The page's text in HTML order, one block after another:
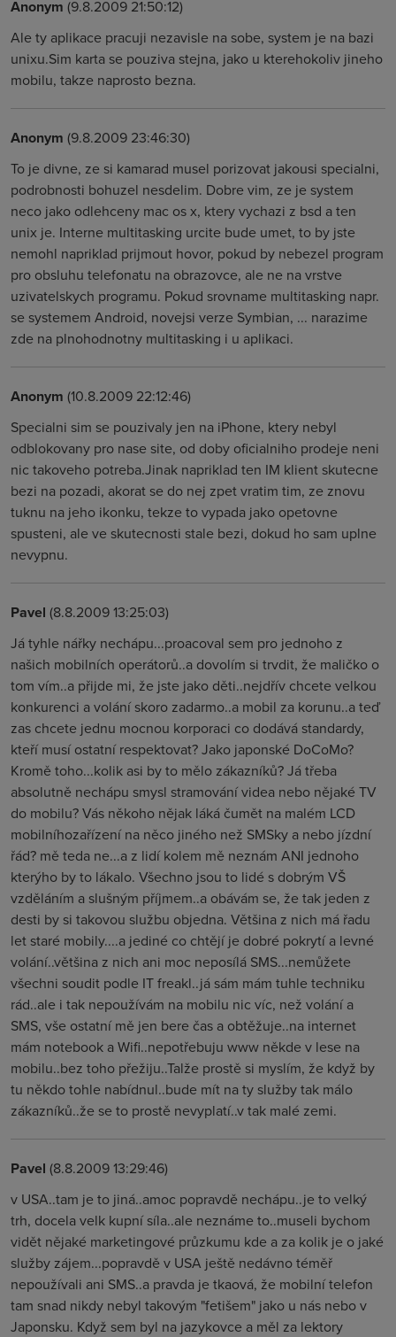
Anonym (9.8.2009 21:50:12)
Ale ty aplikace pracuji nezavisle na sobe, system je na bazi
unixu.Sim karta se pouziva stejna, jako u kterehokoliv jineho
mobilu, takze naprosto bezna.
Anonym (9.8.2009 23:46:30)
To je divne, ze si kamarad musel porizovat jakousi specialni,
podrobnosti bohuzel nesdelim. Dobre vim, ze je system
neco jako odlehceny mac os x, ktery vychazi z bsd a ten
unix je. Interne multitasking urcite bude umet, to by jste
nemohl napriklad prijmout hovor, pokud by nebezel program
pro obsluhu telefonatu na obrazovce, ale ne na vrstve
uzivatelskych programu. Pokud srovname multitasking napr.
se systemem Android, novejsi verze Symbian, ... narazime
zde na plnohodnotny multitasking i u aplikaci.
Anonym (10.8.2009 22:12:46)
Specialni sim se pouzivaly jen na iPhone, ktery nebyl
odblokovany pro nase site, od doby oficialniho prodeje neni
nic takoveho potreba.Jinak napriklad ten IM klient skutecne
bezi na pozadi, akorat se do nej zpet vratim tim, ze znovu
tuknu na jeho ikonku, tekze to vypada jako opetovne
spusteni, ale ve skutecnosti stale bezi, dokud ho sam uplne
nevypnu.
Pavel (8.8.2009 13:25:03)
Já tyhle nářky nechápu...proacoval sem pro jednoho z
našich mobilních operátorů..a dovolím si trvdit, že maličko o
tom vím..a přijde mi, že jste jako děti..nejdřív chcete velkou
konkurenci a volání skoro zadarmo..a mobil za korunu..a teď
zas chcete jednu mocnou korporaci co dodává standardy,
kteří musí ostatní respektovat? Jako japonské DoCoMo?
Kromě toho...kolik asi by to mělo zákazníků? Já třeba
absolutně nechápu smysl stramování videa nebo nějaké TV
do mobilu? Vás někoho nějak láká čumět na malém LCD
mobilníhozařízení na něco jiného než SMSky a nebo jízdní
řád? mě teda ne...a z lidí kolem mě neznám ANI jednoho
kterýho by to lákalo. Všechno jsou to lidé s dobrým VŠ
vzděláním a slušným příjmem..a obávám se, že tak jeden z
desti by si takovou službu objedna. Většina z nich má řadu
let staré mobily....a jediné co chtějí je dobré pokrytí a levné
volání..většina z nich ani moc neposílá SMS...nemůžete
všechni soudit podle IT freakl..já sám mám tuhle techniku
rád..ale i tak nepoužívám na mobilu nic víc, než volání a
SMS, vše ostatní mě jen bere čas a obtěžuje..na internet
mám notebook a Wifi..nepotřebuju www někde v lese na
mobilu..bez toho přežiju..Talže prostě si myslím, že když by
tu někdo tohle nabídnul..bude mít na ty služby tak málo
zákazníků..že se to prostě nevyplatí..v tak malé zemi.
Pavel (8.8.2009 13:29:46)
v USA..tam je to jiná..amoc popravdě nechápu..je to velký
trh, docela velk kupní síla..ale neznáme to..museli bychom
vidět nějaké marketingové průzkumu kde a za kolik je o jaké
služby zájem...popravdě v USA ještě nedávno téměř
nepoužívali ani SMS..a pravda je tkaová, že mobilní telefon
tam snad nikdy nebyl takovým "fetišem" jako u nás nebo v
Japonsku. Když sem byl na jazykovce a měl za lektory